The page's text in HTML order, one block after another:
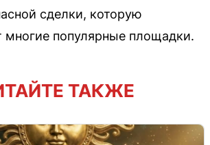
сделки, которую
многие популярные площадки.
ТАКЖЕ